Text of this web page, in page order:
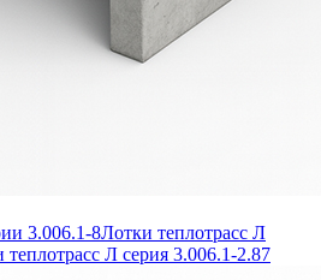
3.006.1-8Лотки теплотрасс Л
теплотрасс Л серия 3.006.1-2.87